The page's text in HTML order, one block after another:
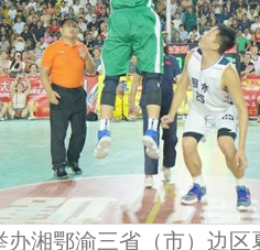
办湘鄂渝三省（市）边区